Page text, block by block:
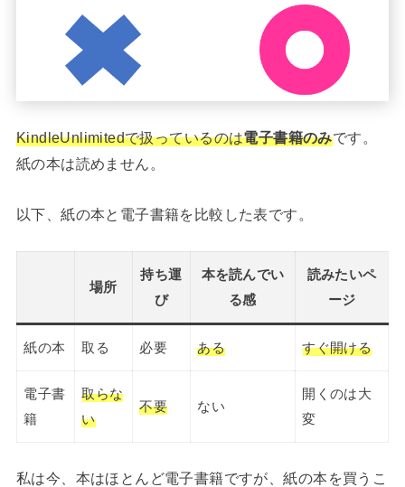
KindleUnlimitedで扱っているのは電子書籍のみです。
紙の本は読めません。
以下、紙の本と電子書籍を比較した表です。
場所
持ち運
び
本を読んでい
る感
読みたいペ
ージ
紙の本 取る 必要 ある すぐ開ける
電子書
籍
取らな
い
不要 ない
開くのは大
変
私は今、本はほとんど電子書籍ですが、紙の本を買うこ